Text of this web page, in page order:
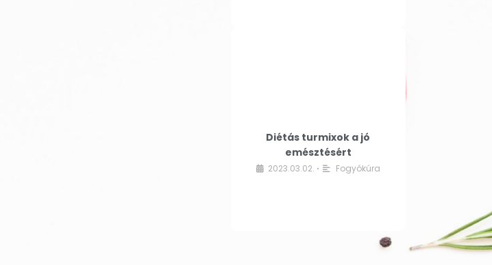
Diétás turmixok a jó
emésztésért
2023.03.02. • Fogyókúra